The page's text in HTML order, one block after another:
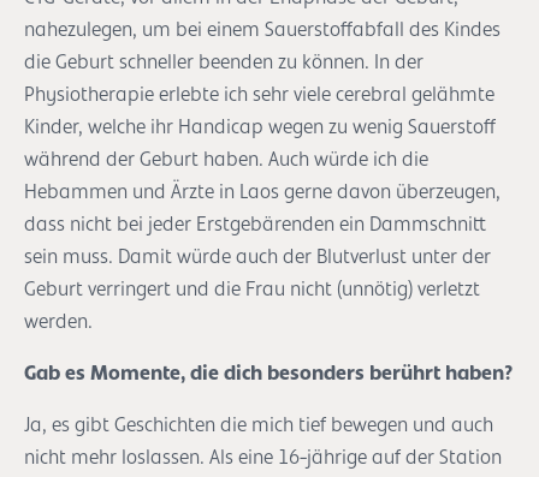
nahezulegen, um bei einem Sauerstoffabfall des Kindes
die Geburt schneller beenden zu können. In der
Physiotherapie erlebte ich sehr viele cerebral gelähmte
Kinder, welche ihr Handicap wegen zu wenig Sauerstoff
während der Geburt haben. Auch würde ich die
Hebammen und Ärzte in Laos gerne davon überzeugen,
dass nicht bei jeder Erstgebärenden ein Dammschnitt
sein muss. Damit würde auch der Blutverlust unter der
Geburt verringert und die Frau nicht (unnötig) verletzt
werden.
Gab es Momente, die dich besonders berührt haben?
Ja, es gibt Geschichten die mich tief bewegen und auch
nicht mehr loslassen. Als eine 16-jährige auf der Station